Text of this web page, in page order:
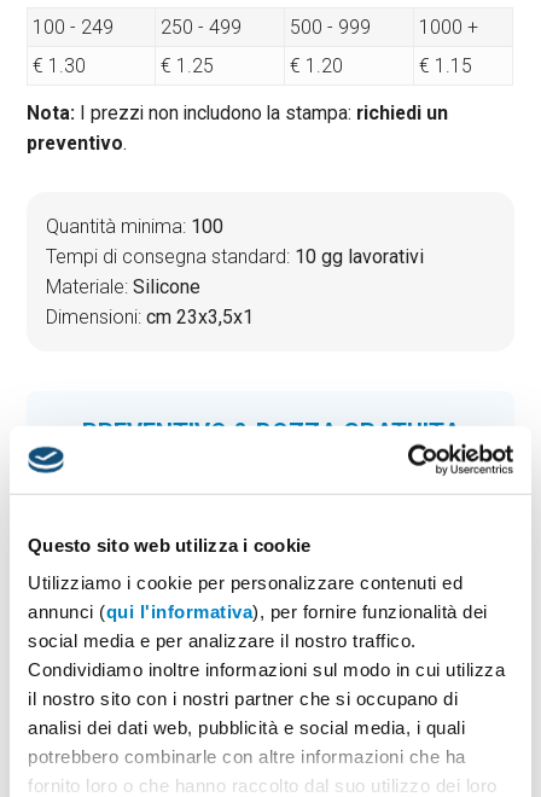
Questo sito web utilizza i cookie
Utilizziamo i cookie per personalizzare contenuti ed
annunci (qui l'informativa), per fornire funzionalità dei
social media e per analizzare il nostro traffico.
Condividiamo inoltre informazioni sul modo in cui utilizza
il nostro sito con i nostri partner che si occupano di
analisi dei dati web, pubblicità e social media, i quali
potrebbero combinarle con altre informazioni che ha
fornito loro o che hanno raccolto dal suo utilizzo dei loro
100 - 249 250 - 499 500 - 999
1000 +
€ 1.30
€ 1.25 € 1.20 € 1.15
Nota: I prezzi non includono la stampa: richiedi un
preventivo.
Quantità minima: 100
Tempi di consegna standard: 10 gg lavorativi
Materiale:Silicone
Dimensioni:cm 23x3,5x1
PREVENTIVO & BOZZA GRATUITA
Potrai indicare successivamente la suddivisione per
1 Seleziona il colore:
Quantità
Minimo: 100